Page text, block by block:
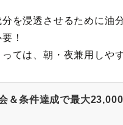
を浸透させるために油
！
ては、朝・夜兼用しや
＆条件達成で最大